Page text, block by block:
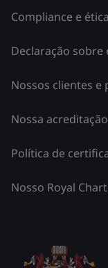
Compliance e
Declaração
Nossos clientes e
Nossa acreditação
Política de
Nosso Royal